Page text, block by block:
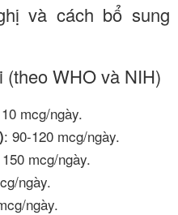
và cách bổ sung
WHO và NIH)
mcg/ngày.
: 90-120 mcg/ngày.
mcg/ngày.
ngày.
ngày.